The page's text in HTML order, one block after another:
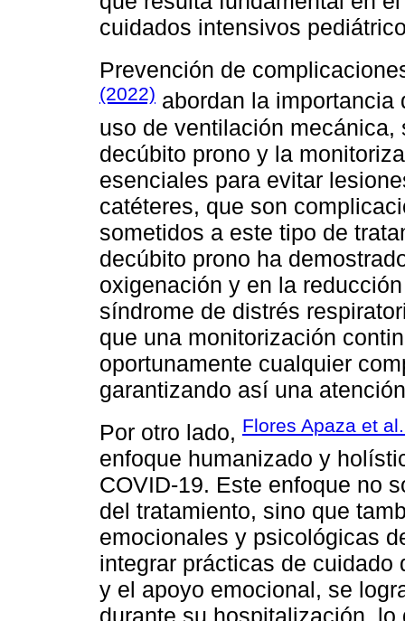
cuidados intensivos
Prevención de
(2022) abordan la
uso de ventilación
decúbito prono y la
esenciales para evitar
catéteres, que son
sometidos a este tipo de
decúbito prono ha
oxigenación y en la
síndrome de distrés
que una monitorización
oportunamente cualquier
garantizando así una
Por otro lado, Flores Apaza et
enfoque humanizado y
COVID-19. Este enfoque no
del tratamiento, sino que
emocionales y psicológicas
integrar prácticas de
y el apoyo emocional, se
durante su hospitalización,